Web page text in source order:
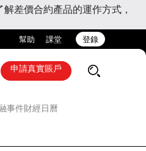
差價合約產品的運作方式，
幫助 課堂 登錄
申請真實賬戶
事件財經日曆